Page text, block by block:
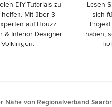
DIY-Tutorials zu
helfen. Mit über 3
auf Houzz
& Interior Designer
Lesen
sich
haben,
Nähe von Regionalverband